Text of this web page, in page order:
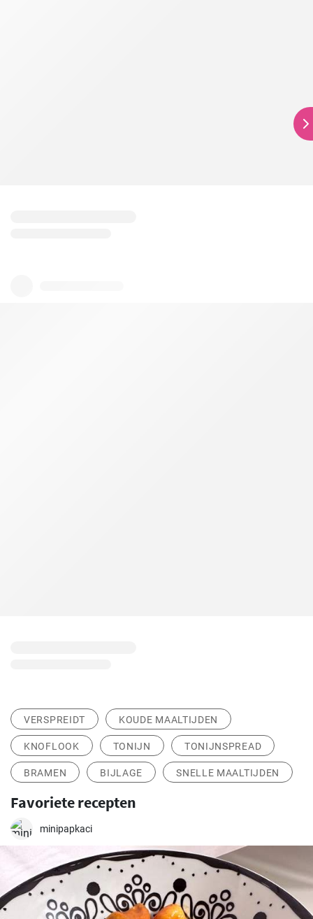
VERSPREIDT KOUDE MAALTIJDEN
KNOFLOOK TONIJN TONIJNSPREAD
BRAMEN BIJLAGE SNELLE MAALTIJDEN
Favoriete recepten
minipapkaci